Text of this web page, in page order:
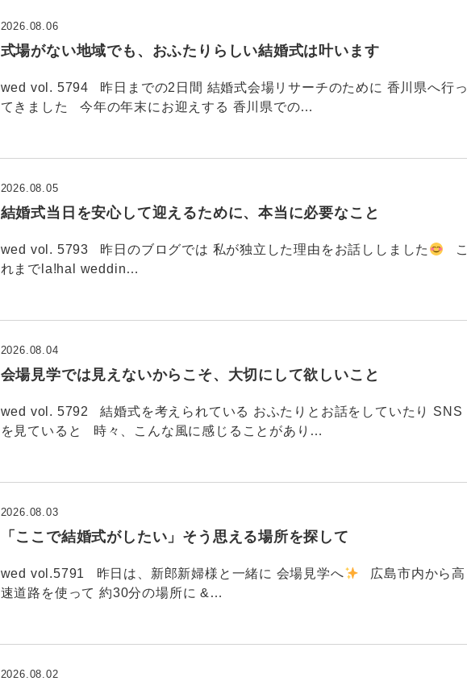
式場がない地域でも、おふたりらしい結婚式は叶います
2026.08.06
wed vol. 5794 昨日までの2日間 結婚式会場リサーチのために 香川県へ行っ
てきました 今年の年末にお迎えする 香川県での…
結婚式当日を安心して迎えるために、本当に必要なこと
2026.08.05
wed vol. 5793 昨日のブログでは 私が独立した理由をお話ししました
こ
れまでla!hal weddin…
会場見学では見えないからこそ、大切にして欲しいこと
2026.08.04
wed vol. 5792 結婚式を考えられている おふたりとお話をしていたり SNS
を見ていると 時々、こんな風に感じることがあり…
「ここで結婚式がしたい」そう思える場所を探して
2026.08.03
wed vol.5791 昨日は、新郎新婦様と一緒に 会場見学へ
広島市内から高
速道路を使って 約30分の場所に &…
2026.08.02